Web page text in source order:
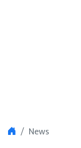
News